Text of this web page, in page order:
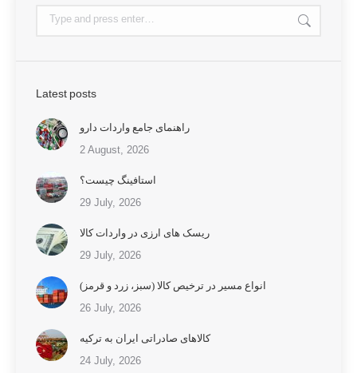
Latest posts
راهنمای جامع واردات دارو
2 August, 2026
استافینگ چیست؟
29 July, 2026
ریسک های ارزی در واردات کالا
29 July, 2026
انواع مسیر در ترخیص کالا (سبز، زرد و قرمز)
26 July, 2026
کالاهای صادراتی ایران به ترکیه
24 July, 2026